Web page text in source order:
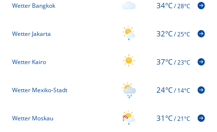
Wetter Bangkok 34°C/28°C
Wetter Jakarta 32°C/25°C
Wetter Kairo 37°C/23°C
Wetter Mexiko-Stadt 24°C/14°C
Wetter Moskau 31°C/21°C